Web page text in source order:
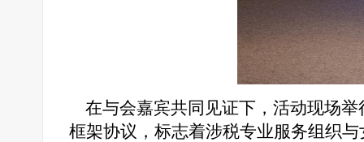
在与会嘉宾共同见证下，活动现场举
框架协议，标志着涉税专业服务组织